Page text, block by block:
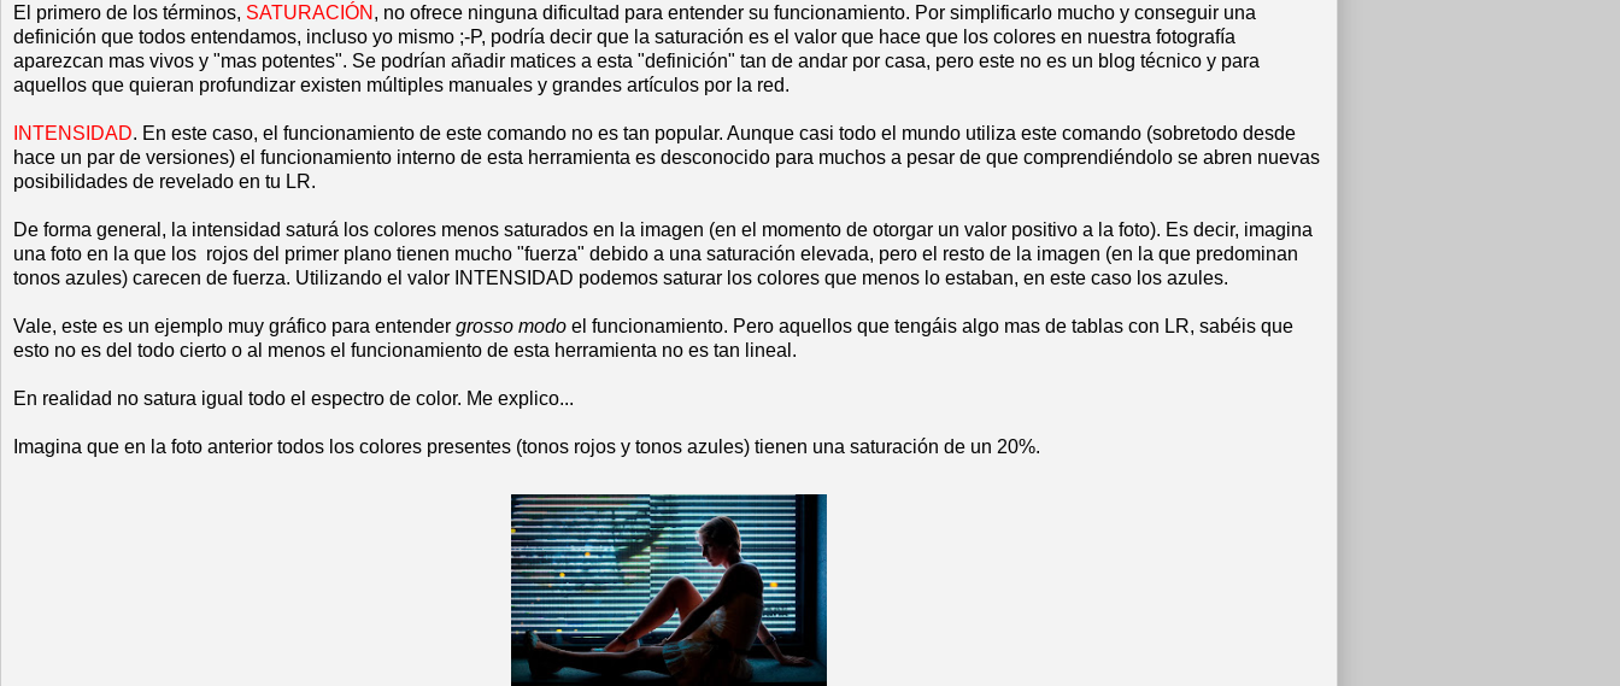
El primero de los términos, SATURACIÓN , no ofrece ninguna dificultad para entender su funcionamiento. Por simplificarlo mucho y conseguir una
definición que todos entendamos, incluso yo mismo ;-P, podría decir que la saturación es el valor que hace que los colores en nuestra fotografía
aparezcan mas vivos y "mas potentes". Se podrían añadir matices a esta "definición" tan de andar por casa, pero este no es un blog técnico y para
aquellos que quieran profundizar existen múltiples manuales y grandes artículos por la red.
INTENSIDAD. En este caso, el funcionamiento de este comando no es tan popular. Aunque casi todo el mundo utiliza este comando (sobretodo desde
hace un par de versiones) el funcionamiento interno de esta herramienta es desconocido para muchos a pesar de que comprendiéndolo se abren nuevas
posibilidades de revelado en tu LR.
De forma general, la intensidad saturá los colores menos saturados en la imagen (en el momento de otorgar un valor positivo a la foto). Es decir, imagina
una foto en la que los rojos del primer plano tienen mucho "fuerza" debido a una saturación elevada, pero el resto de la imagen (en la que predominan
tonos azules) carecen de fuerza. Utilizando el valor INTENSIDAD podemos saturar los colores que menos lo estaban, en este caso los azules.
Vale, este es un ejemplo muy gráfico para entender grosso modo el funcionamiento. Pero aquellos que tengáis algo mas de tablas con LR, sabéis que
esto no es del todo cierto o al menos el funcionamiento de esta herramienta no es tan lineal.
En realidad no satura igual todo el espectro de color. Me explico...
Imagina que en la foto anterior todos los colores presentes (tonos rojos y tonos azules) tienen una saturación de un 20%.